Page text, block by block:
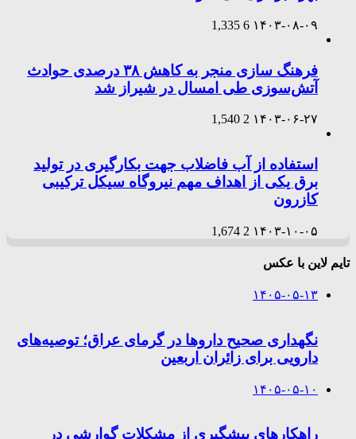
۱۴۰۳-۰۸-۰۹ 6
1,335
فرهنگ سازی منجر به کاهش ۳۸ درصدی حوادث
آتش‌سوزی طی امسال در شیراز شد
۱۴۰۳-۰۶-۲۷ 2
1,540
استفاده از آب فاضلاب جهت بکارگیری در تولید
برق یکی از اهداف مهم نیروگاه سیکل ترکیبی
کازرون
۱۴۰۳-۱۰-۰۵ 2
1,674
تایم لاین با عکس
۱۴۰۵-۰۵-۱۳
نگهداری صحیح داروها در گرمای عراق؛ توصیه‌های
دارویی برای زائران اربعین
۱۴۰۵-۰۵-۱۰
راهکارهای پیشگیری از مشکلات گوارشی در